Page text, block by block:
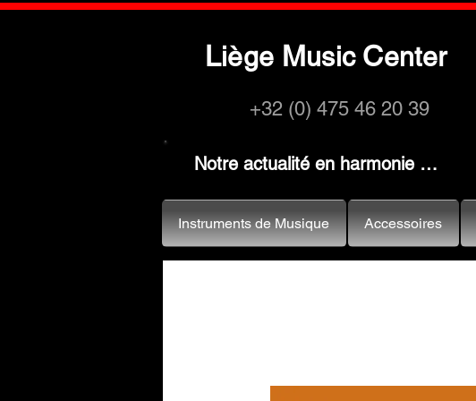
Liège Music Center
+32 (0) 475 46 20 39
Notre actualité en harmonie …
Instruments de Musique Accessoires